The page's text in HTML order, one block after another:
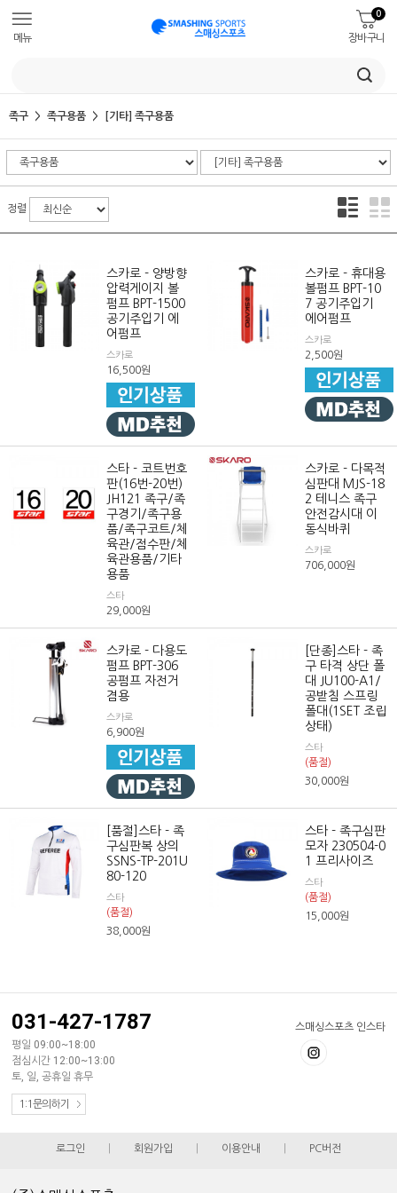
메뉴 장바구니
0
족구 족구용품 [기타] 족구용품
정렬
스카로 - 양방향
압력게이지 볼
펌프 BPT-1500
공기주입기 에
어펌프
스카로
16,500원
스카로 - 휴대용
볼펌프 BPT-10
7 공기주입기
에어펌프
스카로
2,500원
스타 - 코트번호
판(16번-20번)
JH121 족구/족
구경기/족구용
품/족구코트/체
육관/점수판/체
육관용품/기타
용품
스타
29,000원
스카로 - 다목적
심판대 MJS-18
2 테니스 족구
안전감시대 이
동식바퀴
스카로
706,000원
스카로 - 다용도
펌프 BPT-306
공펌프 자전거
겸용
스카로
6,900원
[단종]스타 - 족
구 타격 상단 폴
대 JU100-A1/
공받침 스프링
폴대(1SET 조립
상태)
스타
(품절)
30,000원
[품절]스타 - 족
구심판복 상의
SSNS-TP-201U
80-120
스타
(품절)
38,000원
스타 - 족구심판
모자 230504-0
1 프리사이즈
스타
(품절)
15,000원
스매싱스포츠 인스타
031-427-1787
평일 09:00~18:00
점심시간 12:00~13:00
토, 일, 공휴일 휴무
1:1문의하기
로그인 회원가입 이용안내 PC버전